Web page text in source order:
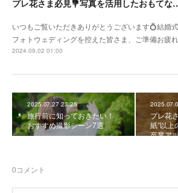
プレ花さま必見💐写
いつもご覧いただきありがとうございます💍結婚式
フォトウェディングを控えた皆さま、ご準備お疲
2024.09.02 01:00
2025.07.27 23:25
旅行前に知っておきたい！
おすすめ撮影シーン7選
プレ花
紙”以上
卒業ア
0コメント